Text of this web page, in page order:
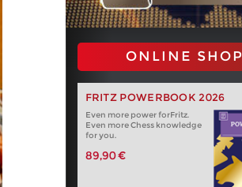
ONLINE SHOP
FRITZ POWERBOOK 2026
Even more power forFritz.
Even more Chess knowledge
for you.
89,90 €